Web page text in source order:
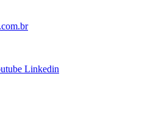
Linkedin